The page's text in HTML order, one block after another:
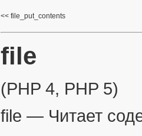
file_put_contents
file
(PHP 4, PHP 5)
file — Читает